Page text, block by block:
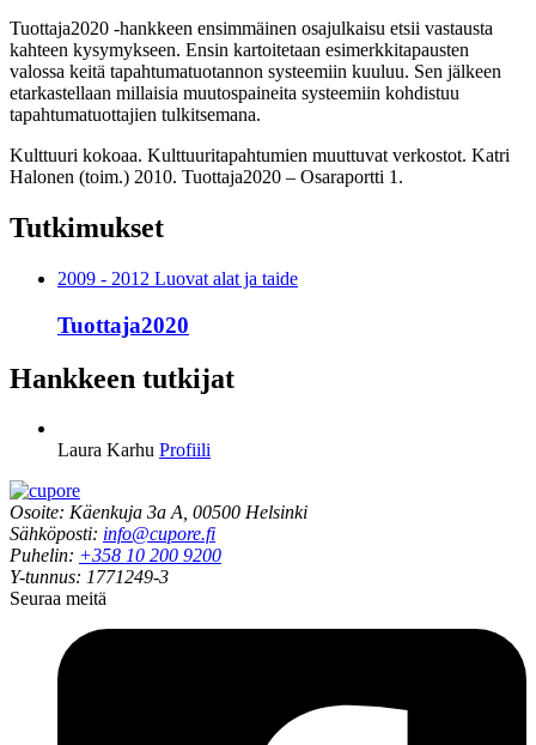
Tuottaja2020 -hankkeen ensimmäinen osajulkaisu etsii vastausta
kahteen kysymykseen. Ensin kartoitetaan esimerkkitapausten
valossa keitä tapahtumatuotannon systeemiin kuuluu. Sen jälkeen
etarkastellaan millaisia muutospaineita systeemiin kohdistuu
tapahtumatuottajien tulkitsemana.
Kulttuuri kokoaa. Kulttuuritapahtumien muuttuvat verkostot. Katri
Halonen (toim.) 2010. Tuottaja2020 – Osaraportti 1.
Tutkimukset
2009 - 2012 Luovat alat ja taide
Tuottaja2020
Hankkeen tutkijat
Laura Karhu Profiili
Osoite: Käenkuja 3a A, 00500 Helsinki
Sähköposti: info@cupore.fi
Puhelin: +358 10 200 9200
Y-tunnus: 1771249-3
Seuraa meitä